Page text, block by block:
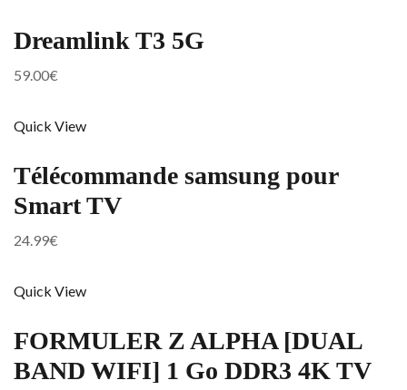
Dreamlink T3 5G
59.00€
Quick View
Télécommande samsung pour
Smart TV
24.99€
Quick View
FORMULER Z ALPHA [DUAL
BAND WIFI] 1 Go DDR3 4K TV